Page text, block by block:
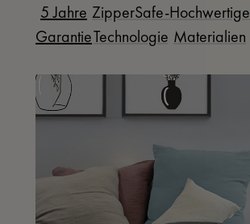
5 Jahre
Garantie
ZipperSafe-
Technologie
Hochwertige
Materialien